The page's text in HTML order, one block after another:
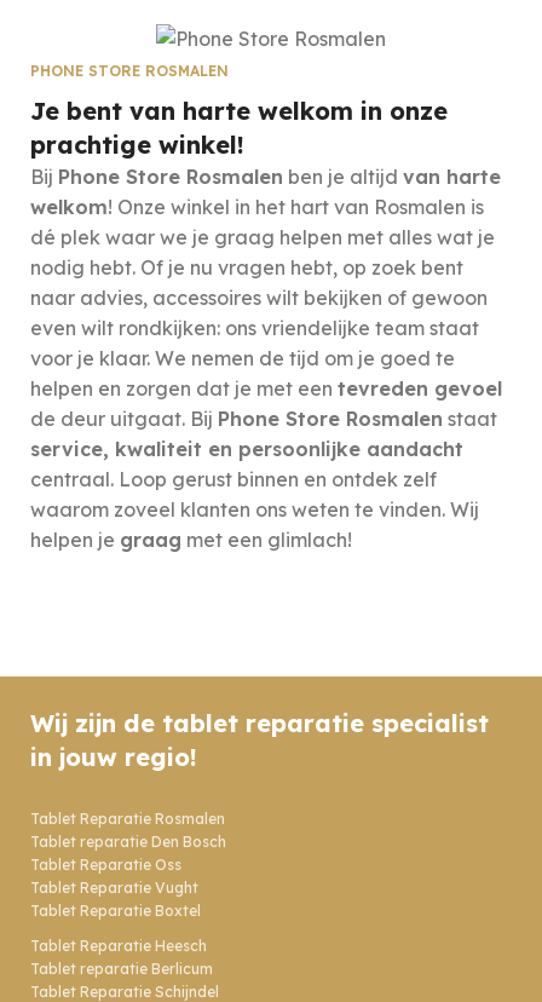
PHONE STORE ROSMALEN
Je bent van harte welkom in onze
prachtige winkel!
Bij Phone Store Rosmalen ben je altijd van harte
welkom! Onze winkel in het hart van Rosmalen is
dé plek waar we je graag helpen met alles wat je
nodig hebt. Of je nu vragen hebt, op zoek bent
naar advies, accessoires wilt bekijken of gewoon
even wilt rondkijken: ons vriendelijke team staat
voor je klaar. We nemen de tijd om je goed te
helpen en zorgen dat je met een tevreden gevoel
de deur uitgaat. Bij Phone Store Rosmalen staat
service, kwaliteit en persoonlijke aandacht
centraal. Loop gerust binnen en ontdek zelf
waarom zoveel klanten ons weten te vinden. Wij
helpen je graag met een glimlach!
Wij zijn de tablet reparatie specialist
in jouw regio!
Tablet Reparatie Rosmalen
Tablet reparatie Den Bosch
Tablet Reparatie Oss
Tablet Reparatie Vught
Tablet Reparatie Boxtel
Tablet Reparatie Heesch
Tablet reparatie Berlicum
Tablet Reparatie Schijndel